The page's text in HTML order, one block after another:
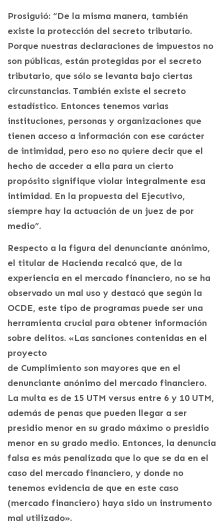
Prosiguió: “De la misma manera, también
existe la protección del secreto tributario.
Porque nuestras declaraciones de impuestos no
son públicas, están protegidas por el secreto
tributario, que sólo se levanta bajo ciertas
circunstancias. También existe el secreto
estadístico. Entonces tenemos varias
instituciones, personas y organizaciones que
tienen acceso a información con ese carácter
de intimidad, pero eso no quiere decir que el
hecho de acceder a ella para un cierto
propósito signifique violar integralmente esa
intimidad. En la propuesta del Ejecutivo,
siempre hay la actuación de un juez de por
medio”.
Respecto a la figura del denunciante anónimo,
el titular de Hacienda recalcó que, de la
experiencia en el mercado financiero, no se ha
observado un mal uso y destacó que según la
OCDE, este tipo de programas puede ser una
herramienta crucial para obtener información
sobre delitos. «Las sanciones contenidas en el
proyecto
de Cumplimiento son mayores que en el
denunciante anónimo del mercado financiero.
La multa es de 15 UTM versus entre 6 y 10 UTM,
además de penas que pueden llegar a ser
presidio menor en su grado máximo o presidio
menor en su grado medio. Entonces, la denuncia
falsa es más penalizada que lo que se da en el
caso del mercado financiero, y donde no
tenemos evidencia de que en este caso
(mercado financiero) haya sido un instrumento
mal utilizado».